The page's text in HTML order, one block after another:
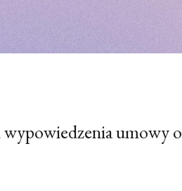
wypowiedzenia umowy o